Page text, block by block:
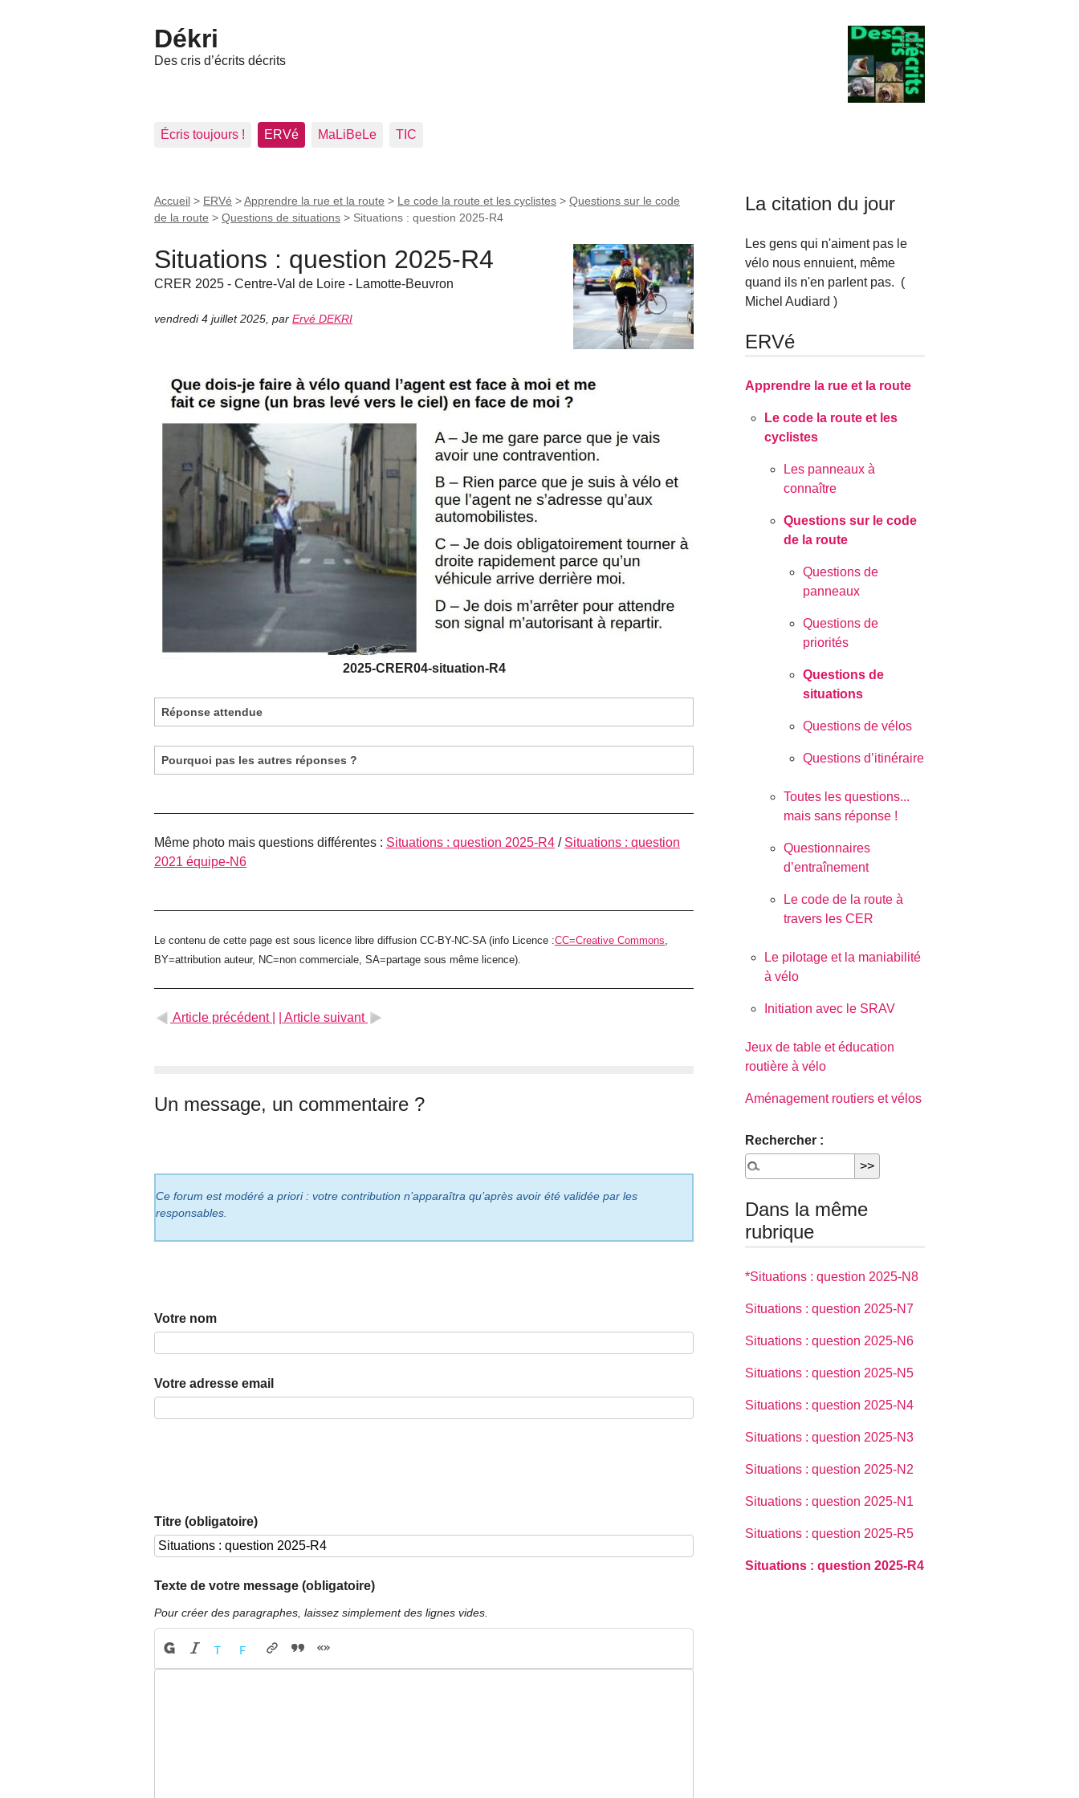
Dékri
Des cris d’écrits décrits
Écris toujours ! ERVé MaLiBeLe TIC
Accueil > ERVé >Apprendre la rue et la route > Le code la route et les cyclistes > Questions sur le code
de la route > Questions de situations > Situations : question 2025-R4
Situations : question 2025-R4
CRER 2025 - Centre-Val de Loire - Lamotte-Beuvron
vendredi 4 juillet 2025 par Ervé DEKRI
2025-CRER04-situation-R4
Réponse attendue
Pourquoi pas les autres réponses ?
Même photo mais questions différentes : Situations : question 2025-R4 / Situations : question
2021 équipe-N6
Le contenu de cette page est sous licence libre diffusion CC-BY-NC-SA (info Licence :CC=Creative Commons
BY=attribution auteur, NC=non commerciale, SA=partage sous même licence).
Article précédent | | Article suivant
Un message, un commentaire ?
Ce forum est modéré a priori : votre contribution n’apparaîtra qu’après avoir été validée par les
responsables.
Votre nom
Votre adresse email
Titre (obligatoire)
Texte de votre message (obligatoire)
Pour créer des paragraphes, laissez simplement des lignes vides.
La citation du jour
Les gens qui n'aiment pas le
vélo nous ennuient, même
quand ils n'en parlent pas. (
Michel Audiard )
ERVé
Apprendre la rue et la route
Le code la route et les
cyclistes
Les panneaux à
connaître
Questions sur le code
de la route
Questions de
panneaux
Questions de
priorités
Questions de
situations
Questions de vélos
Questions d’itinéraire
Toutes les questions...
mais sans réponse !
Questionnaires
d’entraînement
Le code de la route à
travers les CER
Le pilotage et la maniabilité
à vélo
Initiation avec le SRAV
Jeux de table et éducation
routière à vélo
Aménagement routiers et vélos
Rechercher :
Dans la même
rubrique
*Situations : question 2025-N8
Situations : question 2025-N7
Situations : question 2025-N6
Situations : question 2025-N5
Situations : question 2025-N4
Situations : question 2025-N3
Situations : question 2025-N2
Situations : question 2025-N1
Situations : question 2025-R5
Situations : question 2025-R4